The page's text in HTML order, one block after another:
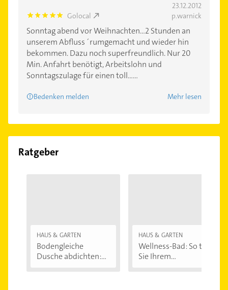
23.12.2012
5.0 Golocal p.warnick
Sonntag abend vor Weihnachten...2 Stunden an
unserem Abfluss ´rumgemacht und wieder hin
bekommen. Dazu noch superfreundlich. Nur 20
Min. Anfahrt benötigt, Arbeitslohn und
Sonntagszulage für einen toll......
Bedenken melden Mehr lesen
Ratgeber
HAUS & GARTEN
Bodengleiche
Dusche abdichten:...
HAUS & GARTEN
Wellness-Bad: So tun
Sie Ihrem...